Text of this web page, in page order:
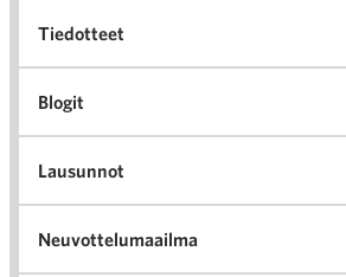
Tiedotteet
Blogit
Lausunnot
Neuvottelumaailma